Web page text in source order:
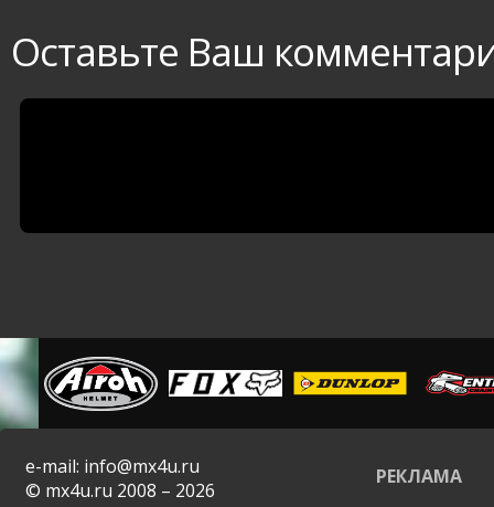
Оставьте Ваш
e-mail: info@mx4u.ru
© mx4u.ru 2008 – 2026
РЕКЛАМА